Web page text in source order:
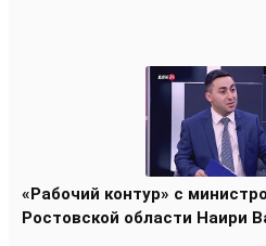
«Рабочий контур» с
Ростовской области Наири